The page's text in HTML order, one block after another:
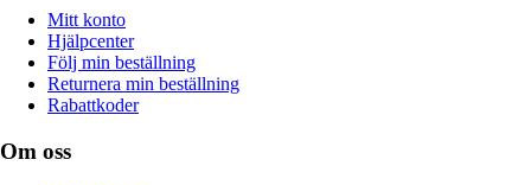
Mitt konto
Hjälpcenter
Följ min beställning
Returnera min beställning
Rabattkoder
Om oss